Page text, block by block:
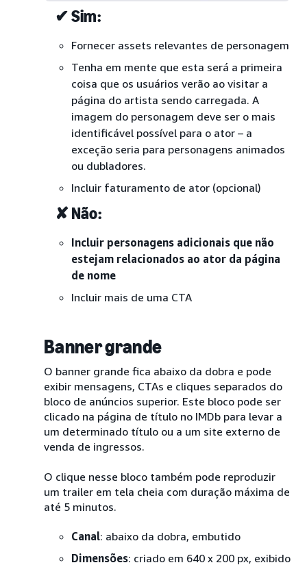
✔ Sim:
Fornecer assets relevantes de personagem
Tenha em mente que esta será a primeira
coisa que os usuários verão ao visitar a
página do artista sendo carregada. A
imagem do personagem deve ser o mais
identificável possível para o ator – a
exceção seria para personagens animados
ou dubladores.
Incluir faturamento de ator (opcional)
✘ Não:
Incluir personagens adicionais que não
estejam relacionados ao ator da página
de nome
Incluir mais de uma CTA
Banner grande
O banner grande fica abaixo da dobra e pode
exibir mensagens, CTAs e cliques separados do
bloco de anúncios superior. Este bloco pode ser
clicado na página de título no IMDb para levar a
um determinado título ou a um site externo de
venda de ingressos.
O clique nesse bloco também pode reproduzir
um trailer em tela cheia com duração máxima de
até 5 minutos.
Canal: abaixo da dobra, embutido
Dimensões: criado em 640 x 200 px, exibido